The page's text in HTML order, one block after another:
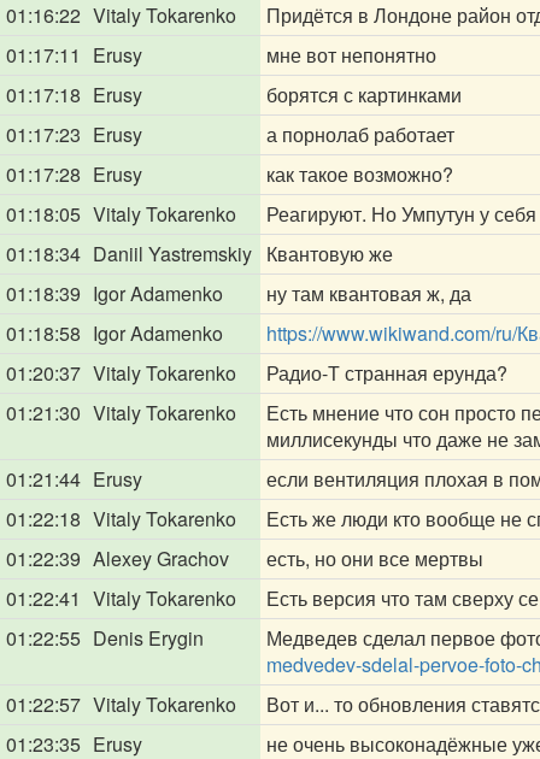
01:16:22 Vitaly Tokarenko
Придётся в Лондоне район
01:17:11
Erusy
мне вот непонятно
01:17:18 Erusy
борятся с картинками
01:17:23 Erusy
а порнолаб работает
01:17:28 Erusy
как такое возможно?
01:18:05 Vitaly Tokarenko
Реагируют. Но Умпутун у
01:18:34 Daniil Yastremskiy Квантовую же
01:18:39 Igor Adamenko
ну там квантовая ж, да
01:18:58 Igor Adamenko
https://www.wikiwand.com/ru/
01:20:37 Vitaly Tokarenko
Радио-Т странная ерунда?
01:21:30 Vitaly Tokarenko
Есть мнение что сон просто
миллисекунды что даже не
01:21:44 Erusy
если вентиляция плохая в
01:22:18 Vitaly Tokarenko
Есть же люди кто вообще не
01:22:39 Alexey Grachov
есть, но они все мертвы
01:22:41 Vitaly Tokarenko
Есть версия что там сверху
01:22:55 Denis Erygin
Медведев сделал первое
medvedev-sdelal-pervoe-foto-
01:22:57 Vitaly Tokarenko
Вот и... то обновления
01:23:35 Erusy не очень высоконадёжные